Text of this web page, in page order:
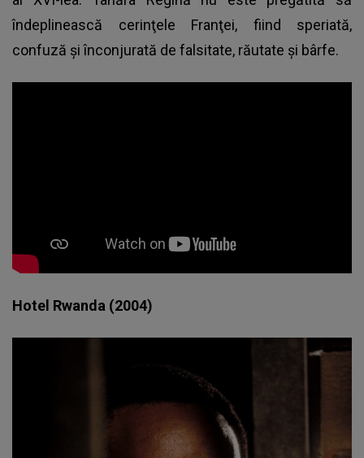
îndeplinească cerinţele Franţei, fiind speriată,
confuză şi înconjurată de falsitate, răutate şi bârfe.
Hotel Rwanda (2004)